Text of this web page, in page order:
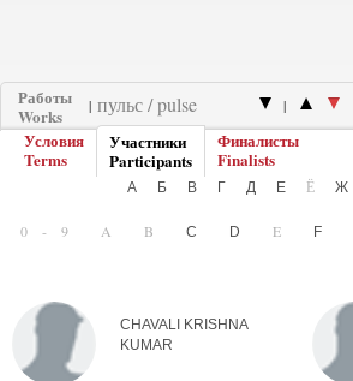
Работы
Works
| |
Условия
Terms
Участники
Participants
Финалисты
Finalists
А Б В Г Д Е Ё Ж
0-9 A B C D E F
CHAVALI KRISHNA
KUMAR